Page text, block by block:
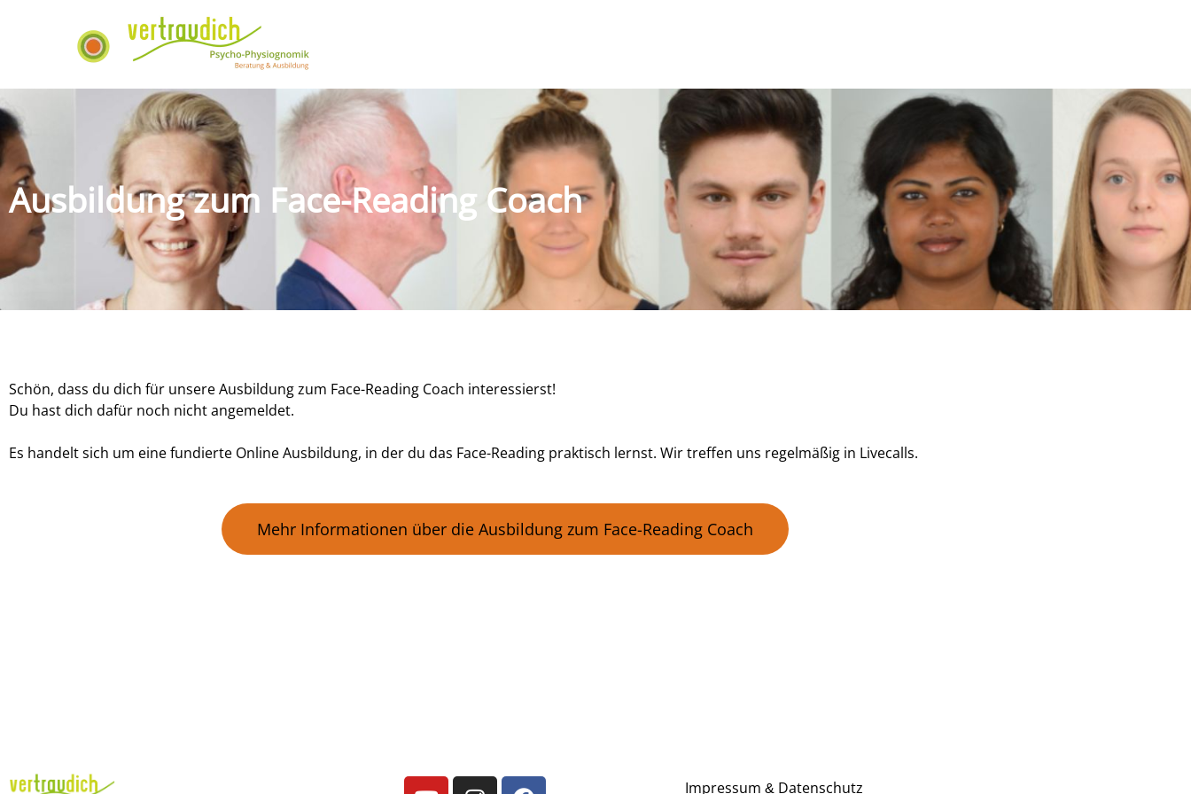
Ausbildung zum Face-Reading Coach
Schön, dass du dich für unsere Ausbildung zum Face-Reading Coach interessierst!
Du hast dich dafür noch nicht angemeldet.
Es handelt sich um eine fundierte Online Ausbildung, in der du das Face-Reading praktisch lernst. Wir treffen uns regelmäßig in Livecalls.
Mehr Informationen über die Ausbildung zum Face-Reading Coach
Impressum & Datenschutz